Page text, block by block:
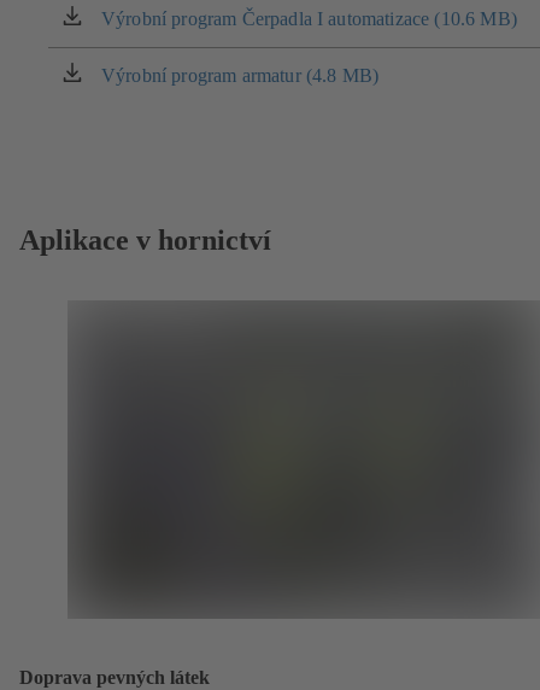
Výrobní program Čerpadla I automatizace (10.6 MB)
(otevírá
se
v
Výrobní program armatur (4.8 MB)
(otevírá
Aplikace v hornictví
Doprava pevných látek